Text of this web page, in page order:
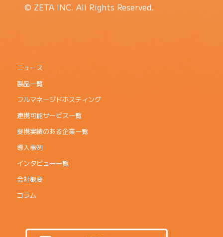
© ZETA INC. All Rights Reserved.
ニュース
製品一覧
フルマネージドホスティング
連携可能サービス一覧
提携実績のある企業一覧
導入事例
インタビュー一覧
会社概要
コラム